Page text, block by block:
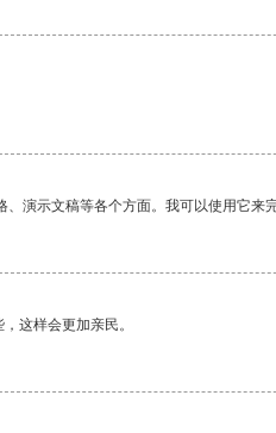
演示文稿等各个方面。我可以使用它来
这样会更加亲民。